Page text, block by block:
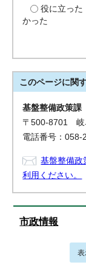
役に立った
かった
このページに関
基盤整備政策課
〒500-8701 岐
電話番号：
基盤整備政
利用ください。
市政情報
表